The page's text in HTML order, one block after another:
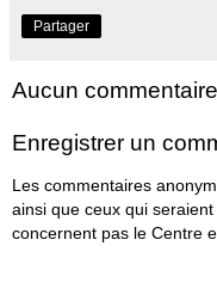
Partager
Aucun
Enregistrer un
Les commentaires
ainsi que ceux qui
concernent pas le Centre